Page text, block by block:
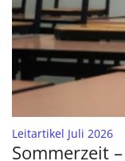
Leitartikel Juli 2026:
Sommerzeit